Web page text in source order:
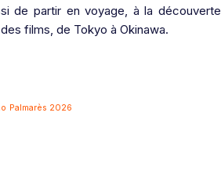
de partir en voyage, à la découverte
films, de Tokyo à Okinawa.
Palmarès 2026